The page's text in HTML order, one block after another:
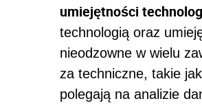
umiejętności
technologią oraz
nieodzowne w wielu
za techniczne, takie
polegają na analizie